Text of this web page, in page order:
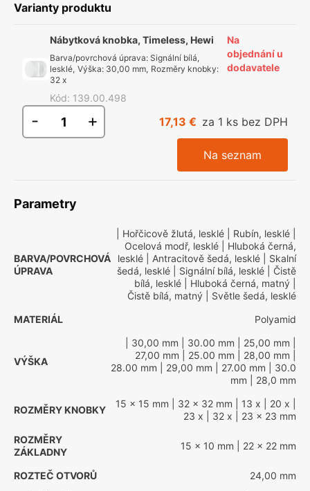
Varianty produktu
Nábytková knobka, Timeless, Hewi
Barva/povrchová úprava: Signální bílá,
lesklé, Výška: 30,00 mm, Rozměry knobky:
32 x
Kód: 139.00.498
Na
objednání u
dodavatele
- + 17,13 € za 1 ks bez DPH
Na seznam
Parametry
BARVA/POVRCHOVÁ
ÚPRAVA
| Hořčicově žlutá, lesklé | Rubín, lesklé
Ocelová modř, lesklé | Hluboká černá,
lesklé | Antracitově šedá, lesklé | Skalní
šedá, lesklé | Signální bílá, lesklé | Čistě
bílá, lesklé | Hluboká černá, matný
Čistě bílá, matný | Světle šedá, lesklé
MATERIÁL
Polyamid
VÝŠKA
| 30,00 mm | 30.00 mm | 25,00 mm
27,00 mm | 25.00 mm | 28,00 mm
28.00 mm | 29,00 mm | 27.00 mm | 30.0
mm | 28,0 mm
ROZMĚRY KNOBKY
15 x 15 mm | 32 x 32 mm | 13 x | 20 x
23 x | 32 x | 23 x 23 mm
ROZMĚRY
ZÁKLADNY
15 x 10 mm | 22 x 22 mm
ROZTEČ OTVORŮ
24,00 mm